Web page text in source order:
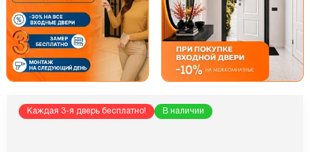
Каждая 3-я дверь бесплатно! В наличии